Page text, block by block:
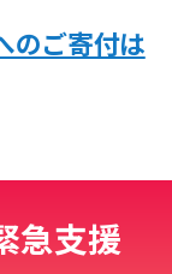
のご寄付は
急支援